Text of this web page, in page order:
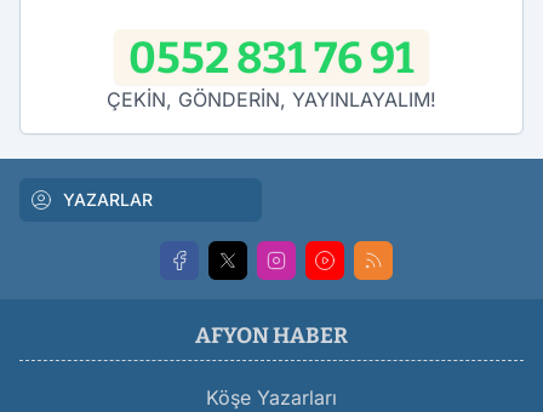
0552 831 76 91
ÇEKİN, GÖNDERİN, YAYINLAYALIM!
YAZARLAR
AFYON HABER
Köşe Yazarları